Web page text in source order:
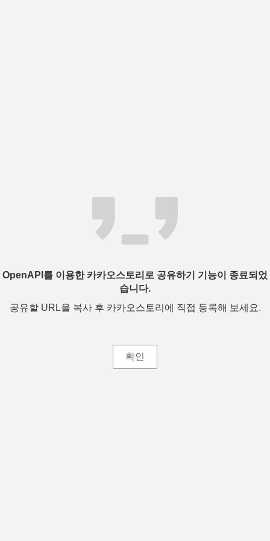
OpenAPI를 이용한 카카오스토리로 공유하기 기능이 종료되었
습니다.
공유할 URL을 복사 후 카카오스토리에 직접 등록해 보세요.
확인